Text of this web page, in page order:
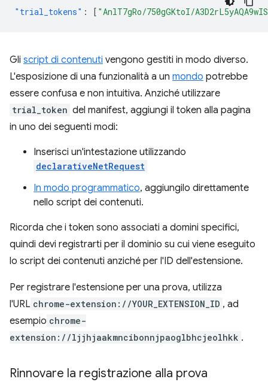
"trial_tokens" : [ "AnlT7gRo/750gGKtoI/
Gli script di contenuti vengono gestiti in modo diverso.
L'esposizione di una funzionalità a un mondo potrebbe
essere confusa e non intuitiva. Anziché utilizzare
trial_token del manifest, aggiungi il token alla pagina
in uno dei seguenti modi:
Inserisci un'intestazione utilizzando
declarativeNetRequest
In modo programmatico, aggiungilo direttamente
nello script dei contenuti.
Ricorda che i token sono associati a domini specifici,
quindi devi registrarti per il dominio su cui viene eseguito
lo script dei contenuti anziché per l'ID dell'estensione.
Per registrare l'estensione per una prova, utilizza
l'URL chrome-extension://YOUR_EXTENSION_ID , ad
esempio chrome-
extension://ljjhjaakmncibonnjpaoglbhcjeolhkk .
Rinnovare la registrazione alla prova